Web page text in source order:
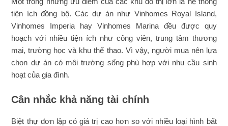
tiện ích đồng bộ. Các dự án như Vinhomes Royal Island,
Vinhomes Imperia hay Vinhomes Marina đều được quy
hoạch với nhiều tiện ích như công viên, trung tâm thương
mại, trường học và khu thể thao. Vì vậy, người mua nên lựa
chọn dự án có môi trường sống phù hợp với nhu cầu sinh
hoạt của gia đình.
Cân nhắc khả năng tài chính
Biệt thự đơn lập có giá trị cao hơn so với nhiều loại hình bất